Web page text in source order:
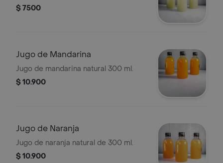
$ 7500
Jugo de Mandarina
Jugo de mandarina natural 300 ml.
$ 10.900
Jugo de Naranja
Jugo de naranja natural de 300 ml.
$ 10.900